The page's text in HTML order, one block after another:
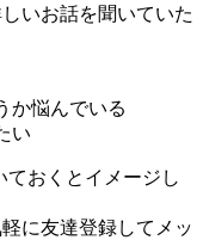
いお話を聞いていた
か悩んでいる
い
おくとイメージし
に友達登録してメッ